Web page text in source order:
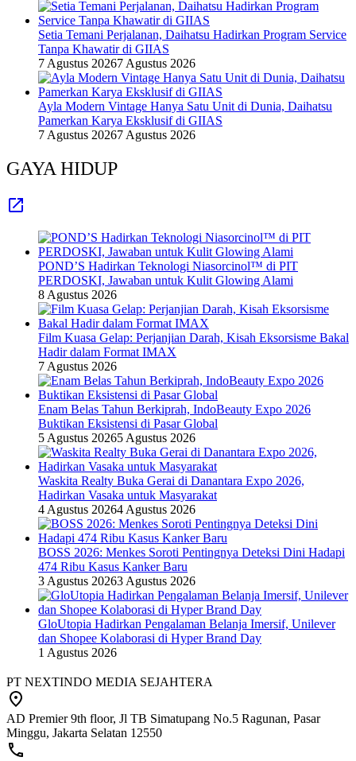
Setia Temani Perjalanan, Daihatsu Hadirkan Program Service
Tanpa Khawatir di GIIAS
7 Agustus 20267 Agustus 2026
Ayla Modern Vintage Hanya Satu Unit di Dunia, Daihatsu
Pamerkan Karya Eksklusif di GIIAS
7 Agustus 20267 Agustus 2026
GAYA HIDUP
POND’S Hadirkan Teknologi Niasorcinol™ di PIT
PERDOSKI, Jawaban untuk Kulit Glowing Alami
8 Agustus 2026
Film Kuasa Gelap: Perjanjian Darah, Kisah Eksorsisme Bakal
Hadir dalam Format IMAX
7 Agustus 2026
Enam Belas Tahun Berkiprah, IndoBeauty Expo 2026
Buktikan Eksistensi di Pasar Global
5 Agustus 20265 Agustus 2026
Waskita Realty Buka Gerai di Danantara Expo 2026,
Hadirkan Vasaka untuk Masyarakat
4 Agustus 20264 Agustus 2026
BOSS 2026: Menkes Soroti Pentingnya Deteksi Dini Hadapi
474 Ribu Kasus Kanker Baru
3 Agustus 20263 Agustus 2026
GloUtopia Hadirkan Pengalaman Belanja Imersif, Unilever
dan Shopee Kolaborasi di Hyper Brand Day
1 Agustus 2026
PT NEXTINDO MEDIA SEJAHTERA
AD Premier 9th floor, Jl TB Simatupang No.5 Ragunan, Pasar
Minggu, Jakarta Selatan 12550